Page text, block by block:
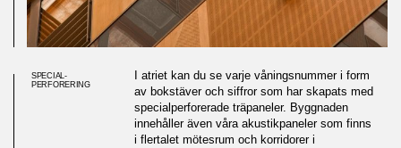
SPECIAL-
PERFORERING
I atriet kan du se varje våningsnummer i form
av bokstäver och siffror som har skapats med
specialperforerade träpaneler. Byggnaden
innehåller även våra akustikpaneler som finns
i flertalet mötesrum och korridorer i